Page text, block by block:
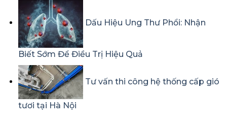
Dấu Hiệu Ung Thư Phổi: Nhận
Biết Sớm Để Điều Trị Hiệu Quả
Tư vấn thi công hệ thống cấp gió
tươi tại Hà Nội